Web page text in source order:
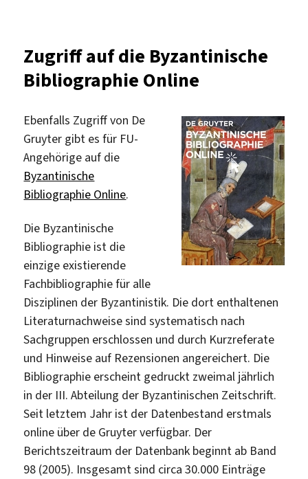
Zeitschrift
Zugriff auf die Byzantinische
Bibliographie Online
Ebenfalls Zugriff von De
Gruyter gibt es für FU-
Angehörige auf die
Byzantinische
Bibliographie Online.
Die Byzantinische
Bibliographie ist die
einzige existierende
Fachbibliographie für alle
Disziplinen der Byzantinistik. Die dort enthaltenen
Literaturnachweise sind systematisch nach
Sachgruppen erschlossen und durch Kurzreferate
und Hinweise auf Rezensionen angereichert. Die
Bibliographie erscheint gedruckt zweimal jährlich
in der III. Abteilung der Byzantinischen Zeitschrift.
Seit letztem Jahr ist der Datenbestand erstmals
online über de Gruyter verfügbar. Der
Berichtszeitraum der Datenbank beginnt ab Band
98 (2005). Insgesamt sind circa 30.000 Einträge